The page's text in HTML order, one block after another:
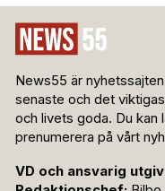
News55 är
senaste och det
och livets goda. Du kan
prenumerera på vårt
VD och ansvarig